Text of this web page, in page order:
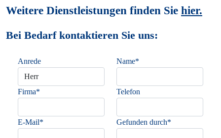
Weitere Dienstleistungen finden Sie hier.
Bei Bedarf kontaktieren Sie uns:
Anrede Name*
Firma* Telefon
E-Mail* Gefunden durch*